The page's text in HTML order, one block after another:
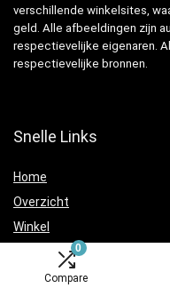
0
Compare
verschillende winkelsites,
geld. Alle afbeeldingen zijn
respectievelijke eigenaren.
respectievelijke bronnen.
Snelle Links
Home
Overzicht
Winkel
Verklaringen